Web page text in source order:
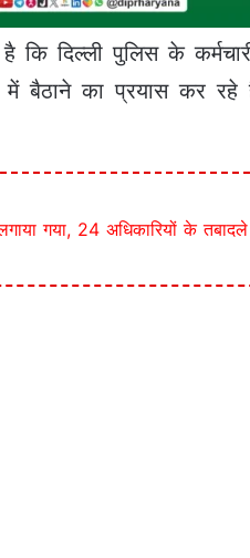
दिल्ली पुलिस के
में बैठाने का प्रयास कर
गया, 24 अधिकारियों के तबादले